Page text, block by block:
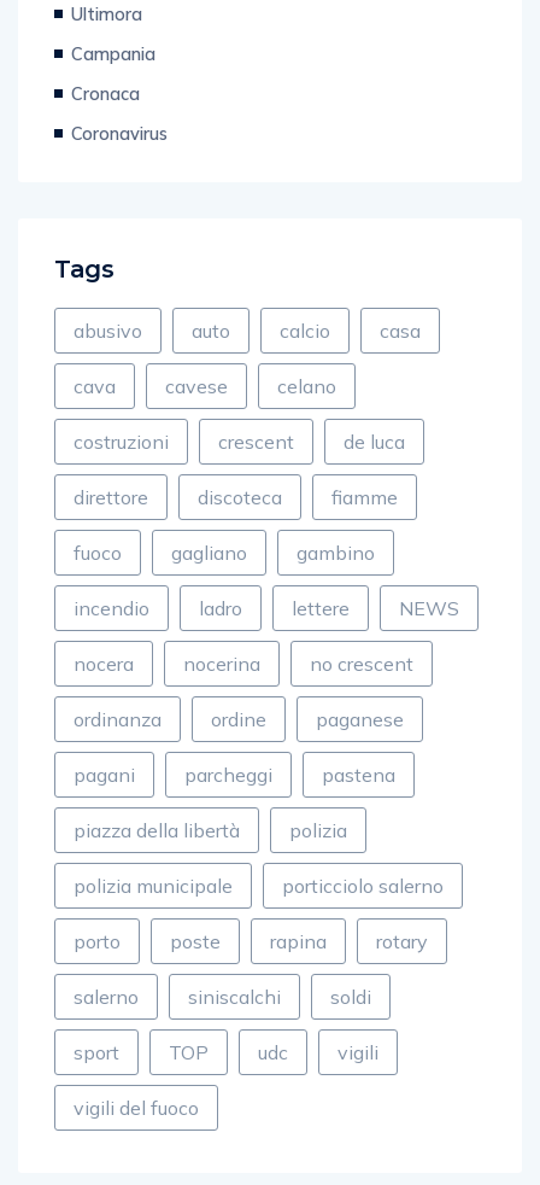
Ultimora
Campania
Cronaca
Coronavirus
Tags
abusivo auto calcio casa
cava cavese celano
costruzioni crescent de luca
direttore discoteca fiamme
fuoco gagliano gambino
incendio ladro lettere NEWS
nocera nocerina no crescent
ordinanza ordine paganese
pagani parcheggi pastena
piazza della libertà polizia
polizia municipale porticciolo salerno
porto poste rapina rotary
salerno siniscalchi soldi
sport TOP udc vigili
vigili del fuoco